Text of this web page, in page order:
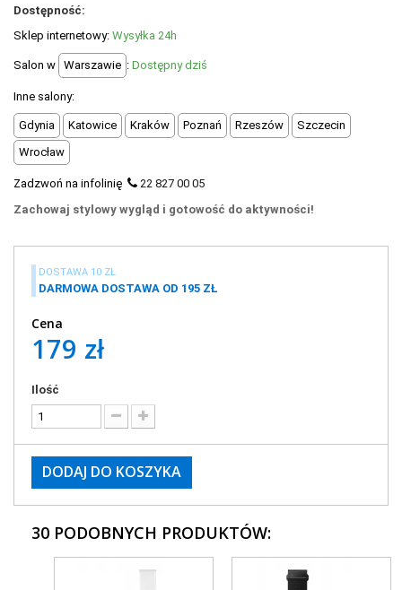
Dostępność:
Sklep internetowy: Wysyłka 24h
Salon w Warszawie : Dostępny dziś
Inne salony:
Gdynia Katowice Kraków Poznań Rzeszów
Szczecin
Wrocław
Zadzwoń na infolinię
22 827 00 05
Zachowaj stylowy wygląd i gotowość do aktywności!
DOSTAWA 10 ZŁ
DARMOWA DOSTAWA OD 195 ZŁ
Cena
179 zł
Ilość
DODAJ DO KOSZYKA
30 PODOBNYCH PRODUKTÓW: